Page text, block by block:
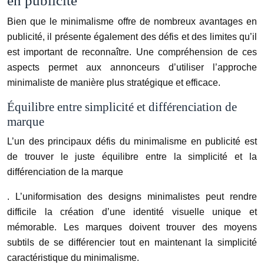
Bien que le minimalisme offre de nombreux avantages en
publicité, il présente également des défis et des limites qu’il
est important de reconnaître. Une compréhension de ces
aspects permet aux annonceurs d’utiliser l’approche
minimaliste de manière plus stratégique et efficace.
Équilibre entre simplicité et différenciation de
marque
L’un des principaux défis du minimalisme en publicité est
de trouver le juste équilibre entre la simplicité et la
différenciation de la marque
. L’uniformisation des designs minimalistes peut rendre
difficile la création d’une identité visuelle unique et
mémorable. Les marques doivent trouver des moyens
subtils de se différencier tout en maintenant la simplicité
caractéristique du minimalisme.